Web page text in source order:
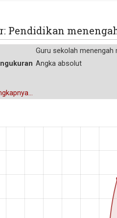
Pendidikan
Guru sekolah menengah
Angka absolut